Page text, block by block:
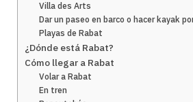
Villa des Arts
Dar un paseo en barco o hacer kayak
Playas de Rabat
¿Dónde está Rabat?
Cómo llegar a Rabat
Volar a Rabat
En tren